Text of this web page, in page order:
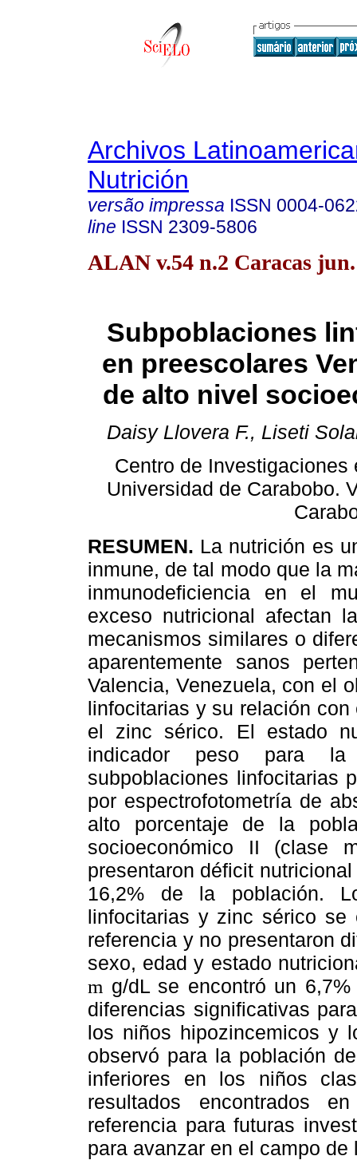
Archivos
Nutrición
versão impressa ISSN 0004-
line ISSN 2309-5806
ALAN v.54 n.2 Caracas
Subpoblaciones
en preescolares
de alto nivel
Daisy Llovera F., Liseti
Centro de Investigaciones
Universidad de Carabobo.
RESUMEN. La nutrición es
inmune, de tal modo que la
inmunodeficiencia en el
exceso nutricional afectan
mecanismos similares o
aparentemente sanos
Valencia, Venezuela, con el
linfocitarias y su relación
el zinc sérico. El estado
indicador peso para la
subpoblaciones linfocitarias
por espectrofotometría de
alto porcentaje de la
socioeconómico II (clase
presentaron déficit
16,2% de la población.
linfocitarias y zinc sérico se
referencia y no presentaron
sexo, edad y estado
m g/dL se encontró un
diferencias significativas
los niños hipozincemicos y
observó para la población
inferiores en los niños
resultados encontrados
referencia para futuras
para avanzar en el campo